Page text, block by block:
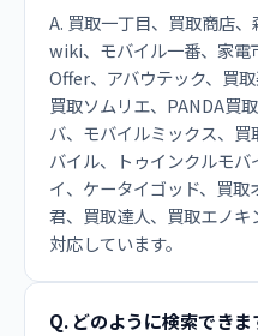
A. 買取一丁目、買取商店
wiki、モバイル一番、家電
Offer、アバウテック、買
買取ソムリエ、PANDA買
バ、モバイルミックス、
バイル、トゥインクルモ
イ、ケータイゴッド、買取
君、買取達人、買取エノ
対応しています。
Q. どのように検索できま